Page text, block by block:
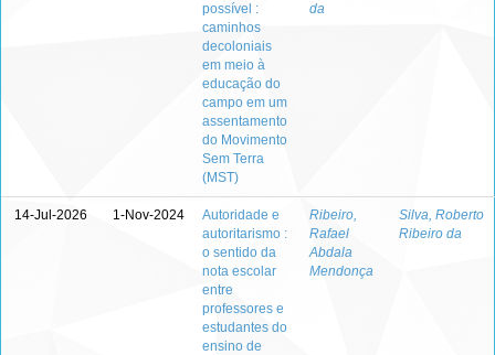
possível :
caminhos
decoloniais
em meio à
educação do
campo em um
assentamento
do Movimento
Sem Terra
(MST)
da
14-Jul-2026 1-Nov-2024
Autoridade e
autoritarismo :
o sentido da
nota escolar
entre
professores e
estudantes do
ensino de
Ribeiro,
Rafael
Abdala
Mendonça
Silva, Roberto
Ribeiro da